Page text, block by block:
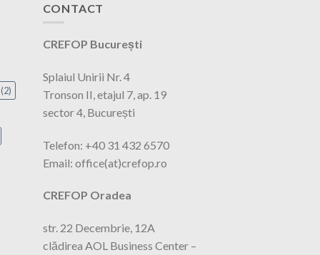
(2)
CONTACT
CREFOP București
Splaiul Unirii Nr. 4
Tronson II, etajul 7, ap. 19
sector 4, București
Telefon: +40 31 432 6570
Email: office(at)crefop.ro
CREFOP Oradea
str. 22 Decembrie, 12A
clădirea AOL Business Center –